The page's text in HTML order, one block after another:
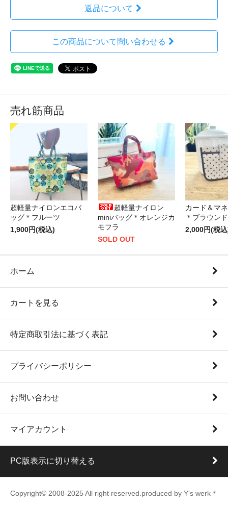
返品について
この商品について問い合わせる
売れ筋商品
超軽量ナイロンエコバ
ッグ＊フルーツ
1,900円(税込)
超軽量ナイロン
miniバッグ＊オレンジカ
モフラ
SOLD OUT
カード＆マ
＊ブラウン
2,000円(税
ホーム
カートを見る
特定商取引法に基づく表記
プライバシーポリシー
お問い合わせ
マイアカウント
PC版表示に切り替える
Copyright© 2008-2025 All right reserved.produced by Y's werk＊